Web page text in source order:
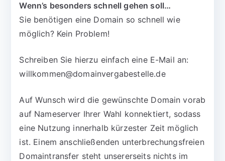
Wenn’s besonders schnell gehen soll…
Sie benötigen eine Domain so schnell wie
möglich? Kein Problem!
Schreiben Sie hierzu einfach eine E-Mail an:
willkommen@domainvergabestelle.de
Auf Wunsch wird die gewünschte Domain vorab
auf Nameserver Ihrer Wahl konnektiert, sodass
eine Nutzung innerhalb kürzester Zeit möglich
ist. Einem anschließenden unterbrechungsfreien
Domaintransfer steht unsererseits nichts im